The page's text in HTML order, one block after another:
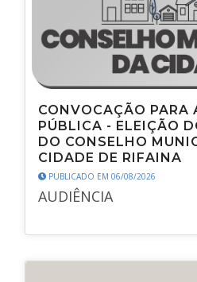
CONVOCAÇÃO PARA
PÚBLICA - ELEIÇÃO
DO CONSELHO
CIDADE DE RIFAINA
PUBLICADO EM 06/08/2026
AUDIÊNCIA